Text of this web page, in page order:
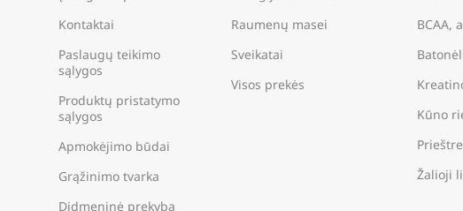
Kontaktai
Paslaugų teikimo
sąlygos
Produktų pristatymo
sąlygos
Apmokėjimo būdai
Grąžinimo tvarka
Didmeninė prekyba
Raumenų masei
Sveikatai
Visos prekės
BCAA,
Kūno
Žalioji